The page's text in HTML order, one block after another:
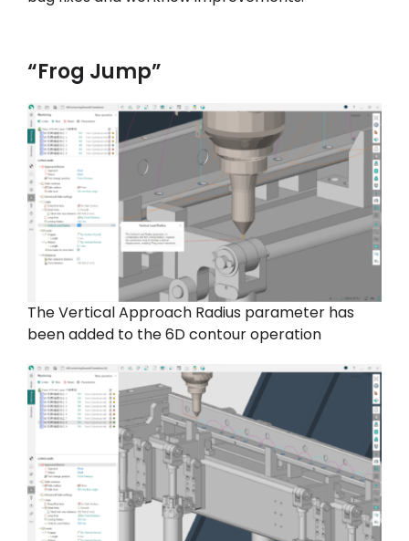
“Frog Jump”
The Vertical Approach Radius parameter has
been added to the 6D contour operation